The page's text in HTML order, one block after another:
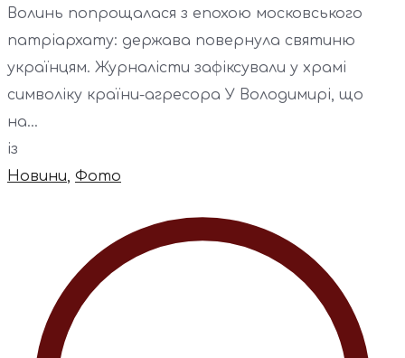
Волинь попрощалася з епохою московського
патріархату: держава повернула святиню
українцям. Журналісти зафіксували у храмі
символіку країни-агресора У Володимирі, що
на...
із
Новини, Фото